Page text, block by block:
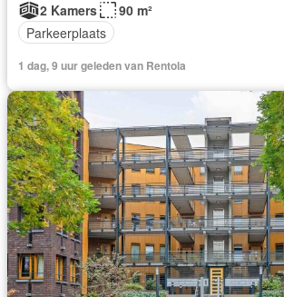
2 Kamers
90 m²
Parkeerplaats
1 dag, 9 uur geleden van Rentola